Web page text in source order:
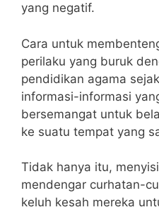
yang negatif.
Cara untuk
perilaku yang buruk
pendidikan agama
informasi-informasi
bersemangat untuk
ke suatu tempat yang
Tidak hanya itu,
mendengar curhatan-
keluh kesah mereka